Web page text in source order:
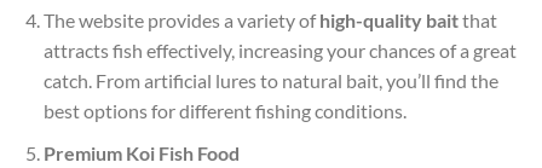
The website provides a variety ofhigh-quality baitthat
attracts fish effectively, increasing your chances of a great
catch. From artificial lures to natural bait, you’ll find the
best options for different fishing conditions.
Premium Koi Fish Food